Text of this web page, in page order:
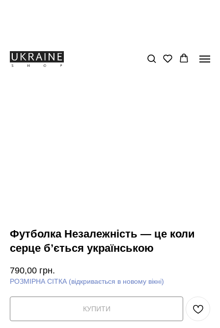
Футболка Незалежність — це коли
серце бʼється українською
790,00 грн.
РОЗМІРНА СІТКА (відкривається в новому вікні)
КУПИТИ